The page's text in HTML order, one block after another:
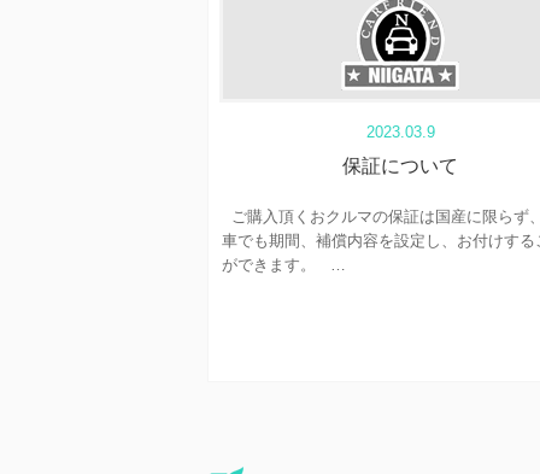
2023.03.9
保証について
ご購入頂くおクルマの保証は国産に限らず
車でも期間、補償内容を設定し、お付けする
ができます。 …